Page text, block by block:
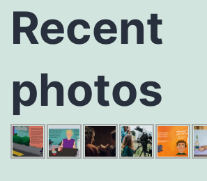
Recent
photos